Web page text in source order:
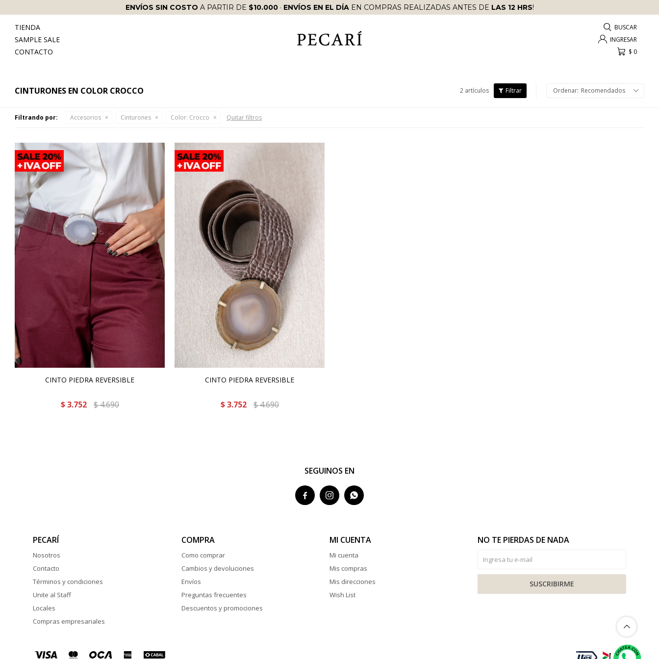
ENVÍOS SIN COSTO A PARTIR DE $10.000· ENVÍOS EN EL DÍAEN COMPRAS REALIZADAS ANTES DE LAS 12 HRS!
TIENDA
SAMPLE SALE
CONTACTO
$ 0
CINTURONES EN COLOR CROCCO 2 artículos Recomendados
Filtrando por: Accesorios Cinturones Color: Crocco Quitar filtros
CINTO PIEDRA REVERSIBLE
$ 3.752 $4.690
CINTO PIEDRA REVERSIBLE
$ 3.752 $4.690
SEGUINOS EN
  
PECARÍ
Nosotros
Contacto
Términos y condiciones
Unite al Staff
Locales
Compras empresariales
COMPRA
Como comprar
Cambios y devoluciones
Envíos
Preguntas frecuentes
Descuentos y promociones
MI CUENTA
Mi cuenta
Mis compras
Mis direcciones
Wish List
NO TE PIERDAS DE NADA
SUSCRIBIRME